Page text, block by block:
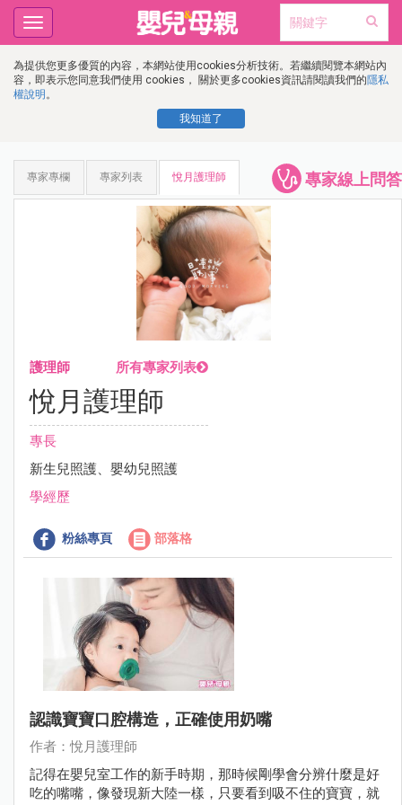
為提供您更多優質的內容，本網站使用cookies分析技術。若繼續閱覽本網站內
容，即表示您同意我們使用 cookies， 關於更多cookies資訊請閱讀我們的隱私
權說明 。
我知道了
Toggle
navigation
專家線上問答
專家專欄 專家列表 悅月護理師
護理師 所有專家列表
悅月護理師
專長
新生兒照護、嬰幼兒照護
學經歷
粉絲專頁 部落格
認識寶寶口腔構造，正確使用奶嘴
作者：悅月護理師
記得在嬰兒室工作的新手時期，那時候剛學會分辨什麼是好
吃的嘴嘴，像發現新大陸一樣，只要看到吸不住的寶寶，就